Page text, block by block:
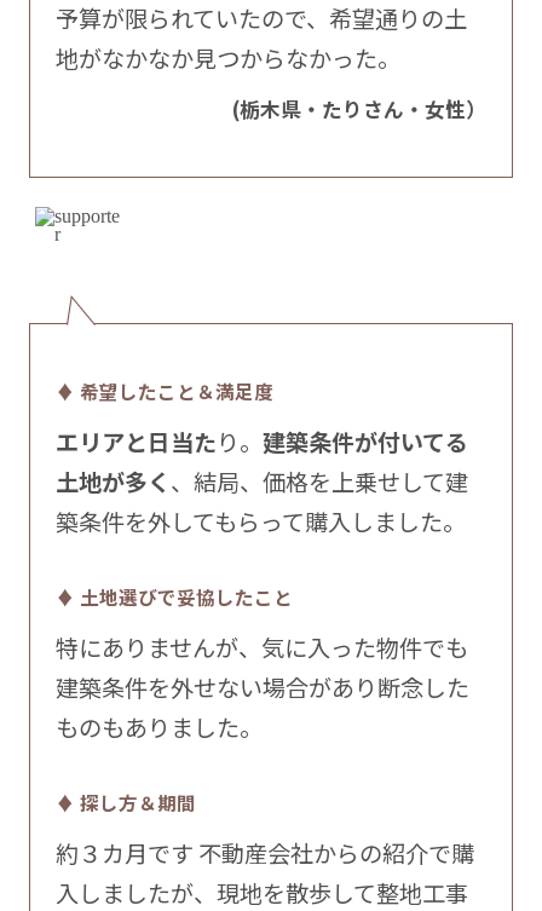
予算が限られていたので、希望通りの土
地がなかなか見つからなかった。
(栃木県・たりさん・女性）
♦ 希望したこと＆満足度
エリアと日当たり。 建築条件が付いてる
土地が多く 、結局、価格を上乗せして建
築条件を外してもらって購入しました。
♦ 土地選びで妥協したこと
特にありませんが、気に入った物件でも
建築条件を外せない場合があり断念した
ものもありました。
♦ 探し方＆期間
約３カ月です 不動産会社からの紹介で購
入しましたが、現地を散歩して整地工事